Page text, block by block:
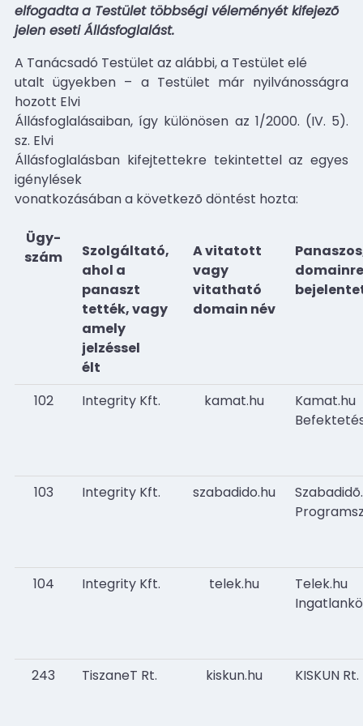
elfogadtaa Testület többségi véleményét kifejezõ
jelen eseti Állásfoglalást.
A Tanácsadó Testület az alábbi, a Testület elé
utalt ügyekben – a Testület már nyilvánosságra
hozott Elvi
Állásfoglalásaiban, így különösen az 1/2000. (IV. 5).
sz. Elvi
Állásfoglalásban kifejtettekre tekintettel az egyes
igénylések
vonatkozásában a következõ döntést hozta:
Ügy-
szám
Szolgáltató,
ahol a
panaszt
tették, vagy
amely
jelzéssel
élt
A vitatott
vagy
vitatható
domain név
102 Integrity Kft. kamat.hu
Kamat.hu
103 Integrity Kft. szabadido.hu
104 Integrity Kft. telek.hu
Telek.hu
243 TiszaneT Rt. kiskun.hu KISKUN Rt.